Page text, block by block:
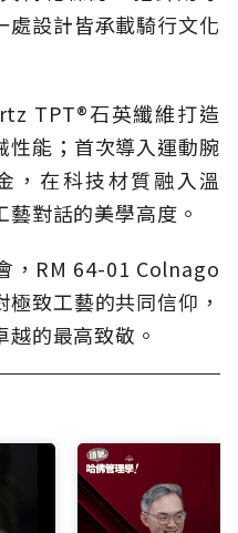
設計皆承載騎行文化
TPT®石英纖維打造
性能；首次導入運動腕
，在科技材質融入溫
對話的美學高度。
，RM 64-01 Colnago
致工藝的共同信仰，
的最高致敬。